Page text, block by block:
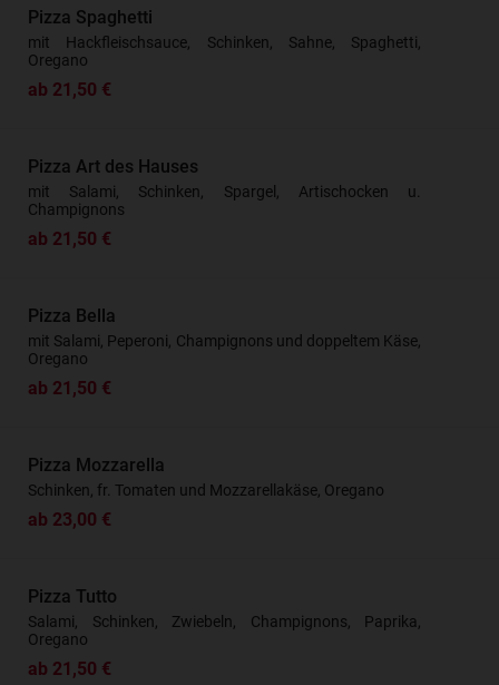
Pizza Spaghetti
mit Hackfleischsauce, Schinken, Sahne, Spaghetti,
Oregano
ab 21,50 €
Pizza Art des Hauses
mit Salami, Schinken, Spargel, Artischocken u.
Champignons
ab 21,50 €
Pizza Bella
mit Salami, Peperoni, Champignons und doppeltem Käse,
Oregano
ab 21,50 €
Pizza Mozzarella
Schinken, fr. Tomaten und Mozzarellakäse, Oregano
ab 23,00 €
Pizza Tutto
Salami, Schinken, Zwiebeln, Champignons, Paprika,
Oregano
ab 21,50 €